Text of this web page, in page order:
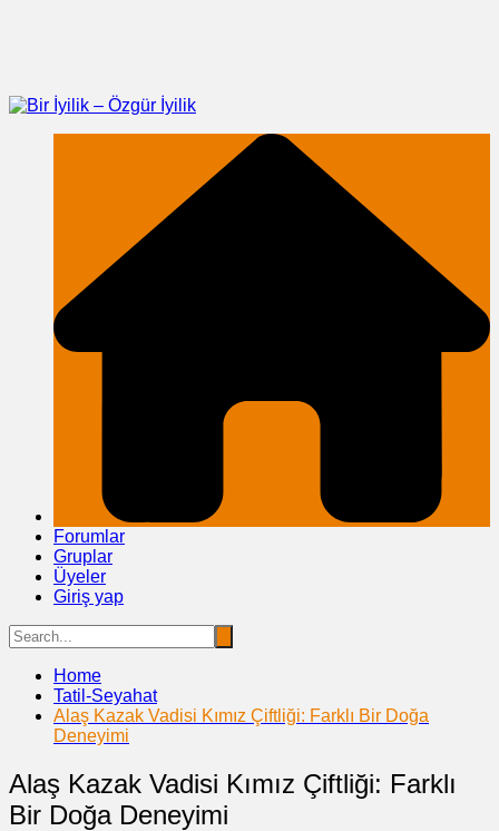
Forumlar
Gruplar
Üyeler
Giriş yap
Home
Tatil-Seyahat
Alaş Kazak Vadisi Kımız Çiftliği: Farklı Bir Doğa
Deneyimi
Alaş Kazak Vadisi Kımız Çiftliği: Farklı
Bir Doğa Deneyimi